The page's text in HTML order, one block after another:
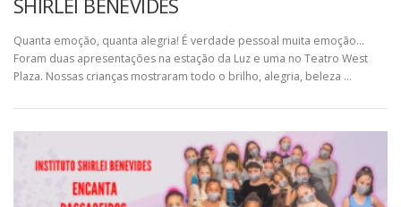
SHIRLEI BENEVIDES
Quanta emoção, quanta alegria! É verdade pessoal muita emoção…
Foram duas apresentações na estação da Luz e uma no Teatro West
Plaza. Nossas crianças mostraram todo o brilho, alegria, beleza …